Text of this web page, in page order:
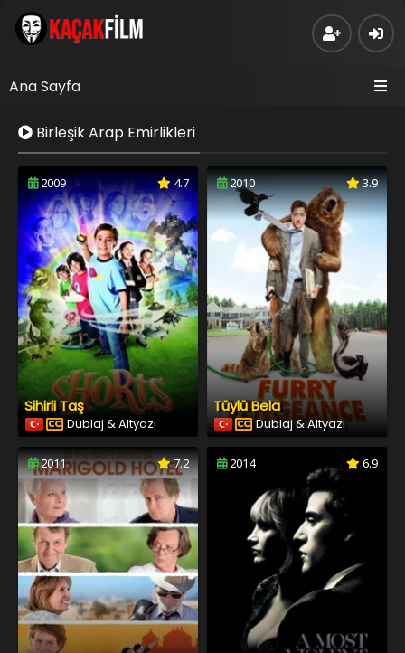
Ana Sayfa
Birleşik Arap Emirlikleri
2009 4.7
Sihirli Taş
Dublaj & Altyazı
2010 3.9
Tüylü Bela
Dublaj & Altyazı
2011 7.2 2014 6.9